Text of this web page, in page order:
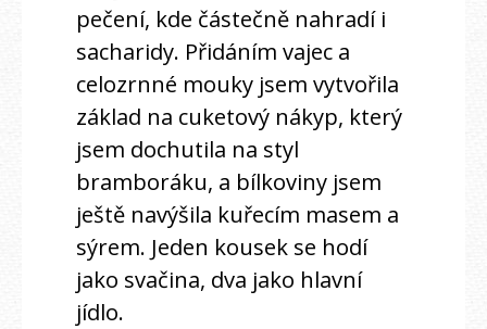
pečení, kde částečně nahradí i
sacharidy. Přidáním vajec a
celozrnné mouky jsem vytvořila
základ na cuketový nákyp, který
jsem dochutila na styl
bramboráku, a bílkoviny jsem
ještě navýšila kuřecím masem a
sýrem. Jeden kousek se hodí
jako svačina, dva jako hlavní
jídlo.